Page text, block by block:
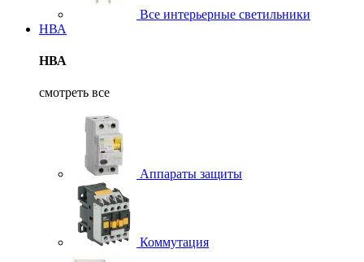
Все интерьерные светильники
НВА
НВА
смотреть все
Аппараты защиты
Коммутация